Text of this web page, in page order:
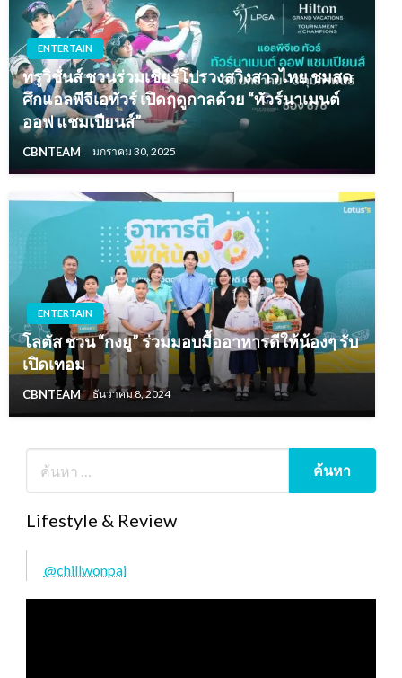
ENTERTAIN
ทรูวิชั่นส์ ชวนร่วมเชียร์โปรวงสวิงสาวไทย ชมสด
ศึกแอลพีจีเอทัวร์ เปิดฤดูกาลด้วย “ทัวร์นาเมนต์
ออฟ แชมเปียนส์”
CBNTEAM มกราคม 30, 2025
ENTERTAIN
โลตัส ชวน “กงยู” ร่วมมอบมื้ออาหารดีให้น้องๆ รับ
เปิดเทอม
CBNTEAM ธันวาคม 8, 2024
Lifestyle & Review
@chillwonpai